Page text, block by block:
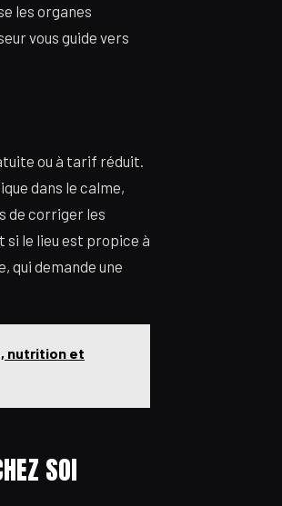
les organes
vous guide vers
ou à tarif réduit.
dans le calme,
de corriger les
le lieu est propice à
qui demande une
nutrition et
SOI